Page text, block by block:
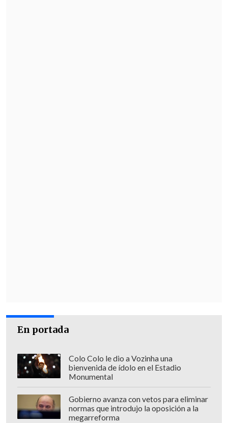
En portada
Colo Colo le dio a Vozinha una
bienvenida de ídolo en el Estadio
Monumental
Gobierno avanza con vetos para eliminar
normas que introdujo la oposición a la
megarreforma